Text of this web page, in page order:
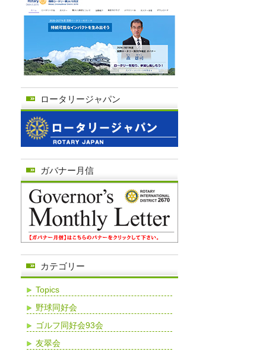
ロータリージャパン
ガバナー月信
カテゴリー
Topics
野球同好会
ゴルフ同好会93会
友翠会